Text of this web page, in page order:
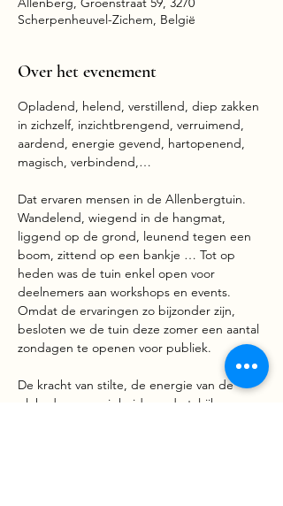
Scherpenheuvel-Zichem, België
Over het evenement
Opladend, helend, verstillend, diep zakken
in zichzelf, inzichtbrengend, verruimend,
aardend, energie gevend, hartopenend,
magisch, verbindend,…
Dat ervaren mensen in de Allenbergtuin.
Wandelend, wiegend in de hangmat,
liggend op de grond, leunend tegen een
boom, zittend op een bankje … Tot op
heden was de tuin enkel open voor
deelnemers aan workshops en events.
Omdat de ervaringen zo bijzonder zijn,
besloten we de tuin deze zomer een aantal
zondagen te openen voor publiek.
De kracht van stilte, de energie van de
plek, de aanwezigheid van de talrijke